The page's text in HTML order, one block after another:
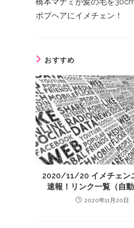
ボブヘアにイメチェン！
おすすめ
2020/11/20 イメチェン
速報！リンク一覧（自動
2020年11月20日